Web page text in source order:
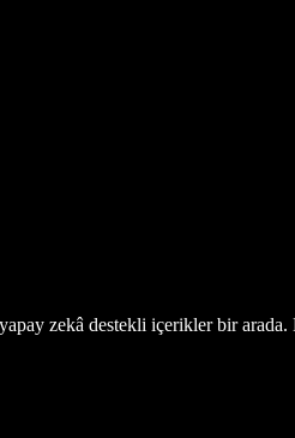
zekâ destekli içerikler bir arada.